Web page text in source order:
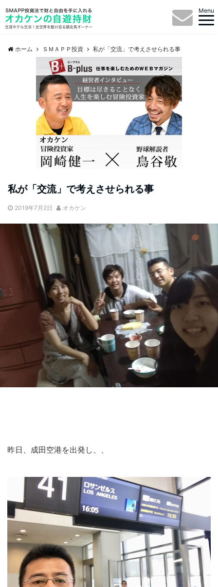
Menu
ホーム ＳＭＡＰＰ投資 私が「交流」で考えさせられる事
私が「交流」で考えさせられる事
2019年7月2日 オカケン
昨日、成田空港を出発し、、